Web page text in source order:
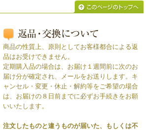
商品の性質上、原則としてお客様都合による返
品はお受けできません。
定期購入品の場合は、お届け１週間前に次のお
届け分が確定され、メールをお送りします。キ
ャンセル・変更・休止・解約等をご希望の場合
は、お届けの８日前までに必ずお手続きをお願
いいたします。
注文したものと違うものが届いた、もしくは不